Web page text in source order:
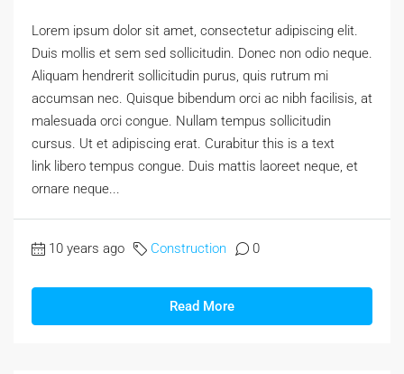
Lorem ipsum dolor sit amet, consectetur adipiscing elit.
Duis mollis et sem sed sollicitudin. Donec non odio neque.
Aliquam hendrerit sollicitudin purus, quis rutrum mi
accumsan nec. Quisque bibendum orci ac nibh facilisis, at
malesuada orci congue. Nullam tempus sollicitudin
cursus. Ut et adipiscing erat. Curabitur this is a text
link libero tempus congue. Duis mattis laoreet neque, et
ornare neque...
10 years ago Construction 0
Read More